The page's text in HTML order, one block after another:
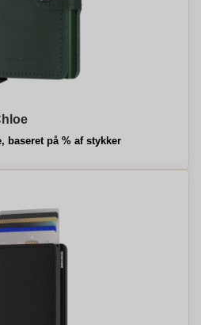
baseret på % af stykker